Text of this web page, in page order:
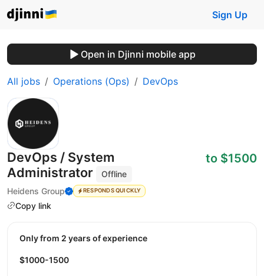
Sign Up
Open in Djinni mobile app
All jobs Operations (Ops) DevOps
DevOps / System
Administrator
Offline
Heidens Group
RESPONDS QUICKLY
Copy link
to $1500
Only from 2 years of experience
$1000-1500